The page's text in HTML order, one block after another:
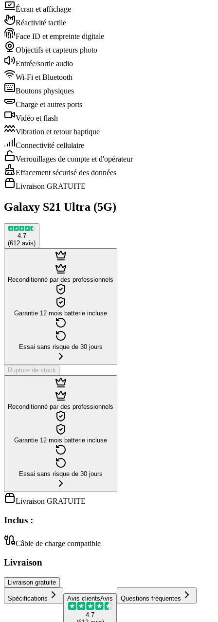
Écran et affichage
Réactivité tactile
Face ID et empreinte digitale
Objectifs et capteurs photo
Entrée/sortie audio
Wi-Fi et Bluetooth
Boutons physiques
Charge et autres ports
Vidéo et flash
Vibration et retour haptique
Connectivité cellulaire
Verrouillages de compte et d'opérateur
Effacement sécurisé des données
Livraison GRATUITE
Galaxy S21 Ultra (5G)
4.7
(612 avis)
Reconditionné par des professionnels
Garantie 12 mois batterie incluse
Essai sans risque de 30 jours
Rupture de stock
Reconditionné par des professionnels
Garantie 12 mois batterie incluse
Essai sans risque de 30 jours
Livraison GRATUITE
Inclus :
Câble de charge compatible
Livraison
Livraison gratuite
Spécifications Avis clientsAvis
4.7
Questions fréquentes